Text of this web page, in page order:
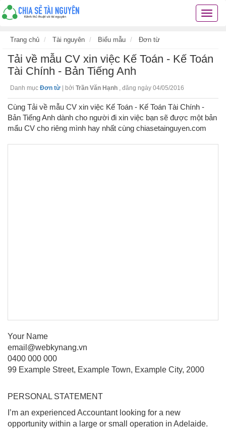
Chia
kiến
các
thuật
Trang chủ Tài nguyên Biểu mẫu Đơn từ
Tải về mẫu CV xin việc Kế Toán - Kế Toán
Tài Chính - Bản Tiếng Anh
Danh mục Đơn từ bởi Trần Văn Hạnh , đăng ngày 04/05/2016
Cùng Tải về mẫu CV xin việc Kế Toán - Kế Toán Tài Chính -
Bản Tiếng Anh dành cho người đi xin việc bạn sẽ được một bản
mẩu CV cho riêng mình hay nhất cùng chiasetainguyen.com
Your Name
email@webkynang.vn
0400 000 000
99 Example Street, Example Town, Example City, 2000
PERSONAL STATEMENT
I’m an experienced Accountant looking for a new
opportunity within a large or small operation in Adelaide.